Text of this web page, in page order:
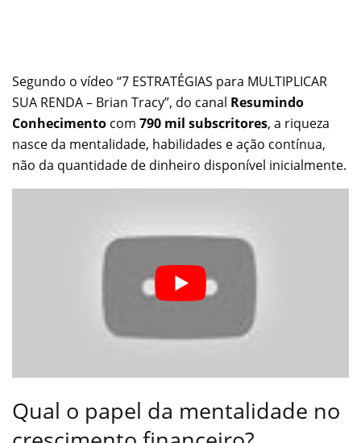
Segundo o vídeo “7 ESTRATÉGIAS para MULTIPLICAR
SUA RENDA – Brian Tracy”, do canal Resumindo
Conhecimento com 790 mil subscritores, a riqueza
nasce da mentalidade, habilidades e ação contínua,
não da quantidade de dinheiro disponível inicialmente.
Qual o papel da mentalidade no